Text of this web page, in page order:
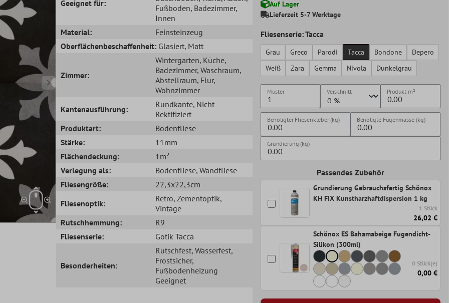
Geeignet für:
Fußboden, Badezimmer,
Innen
Material:
Feinsteinzeug
Oberflächenbeschaffenheit: Glasiert, Matt
Zimmer:
Wintergarten, Küche,
Badezimmer, Waschraum,
Abstellraum, Flur,
Wohnzimmer
Kantenausführung:
Rundkante, Nicht
Rektifiziert
Produktart:
Bodenfliese
Stärke:
11mm
Flächendeckung:
1m²
Verlegung als:
Bodenfliese, Wandfliese
Fliesengröße:
22,3x22,3cm
Fliesenoptik:
Retro, Zementoptik,
Vintage
Rutschhemmung:
R9
Fliesenserie:
Gotik Tacca
Besonderheiten:
Rutschfest, Wasserfest,
Frostsicher,
Fußbodenheizung
Geeignet
Auf Lager
Lieferzeit 5-7 Werktage
Fliesenserie: Tacca
Grau Greco Parodi Tacca Bondone
Depero
Weiß
Zara Gemma Nivola Dunkelgrau
Muster Verschnitt Produkt m²
Benötigter Fliesenkleber (kg) Benötigte Fugenmasse (kg)
Grundierung (kg)
Passendes Zubehör
Grundierung Gebrauchsfertig Schönox
KH FIX Kunstharzhaftdispersion 1 kg
1 Stück
26,02 €
Schönox ES Bahamabeige Fugendicht-
Silikon (300ml)
0 Stück(e)
0,00 €